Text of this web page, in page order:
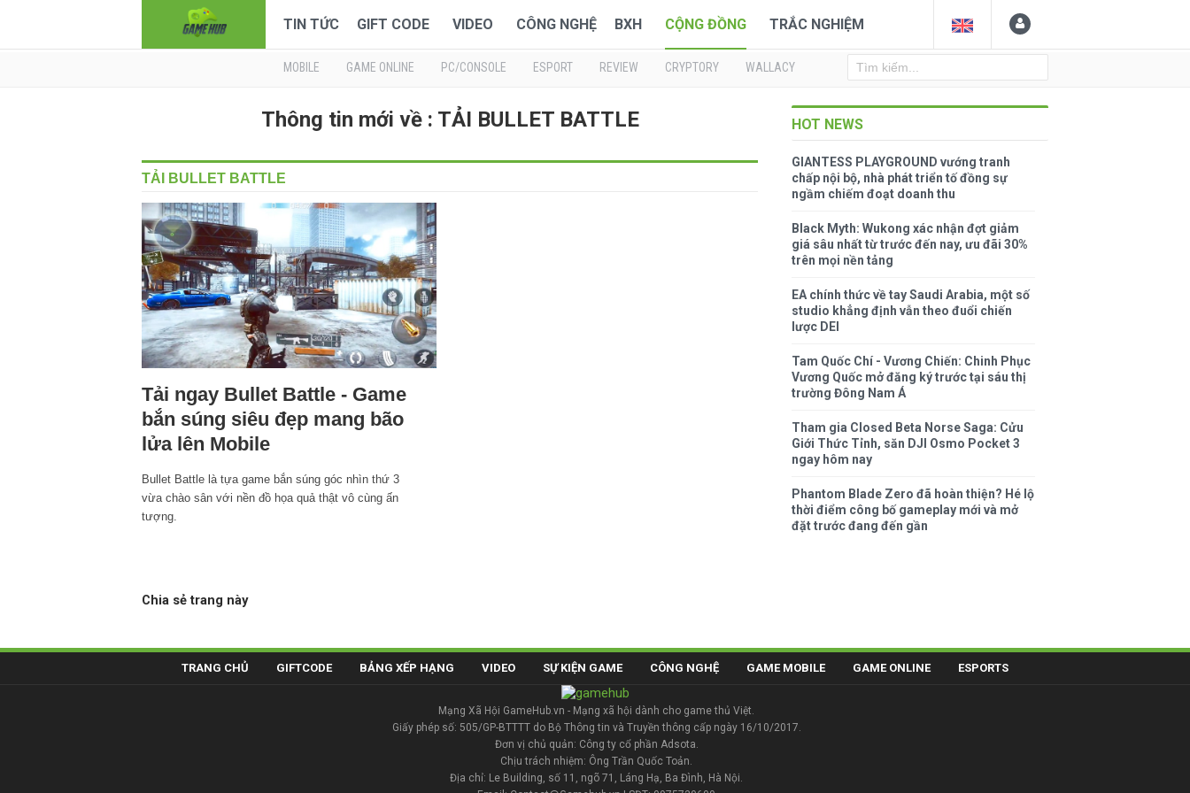
TIN TỨC GIFT CODE VIDEO CÔNG NGHỆ BXH CỘNG ĐỒNG TRẮC NGHIỆM
MOBILE GAME ONLINE PC/CONSOLE ESPORT REVIEW CRYPTORY WALLACY
Thông tin mới về : TẢI BULLET BATTLE
TẢI BULLET BATTLE
Tải ngay Bullet Battle - Game
bắn súng siêu đẹp mang bão
lửa lên Mobile
Bullet Battle là tựa game bắn súng góc nhìn thứ 3
vừa chào sân với nền đồ họa quả thật vô cùng ấn
tượng.
Chia sẻ trang này
HOT NEWS
GIANTESS PLAYGROUND vướng tranh
chấp nội bộ, nhà phát triển tố đồng sự
ngầm chiếm đoạt doanh thu
Black Myth: Wukong xác nhận đợt giảm
giá sâu nhất từ trước đến nay, ưu đãi 30%
trên mọi nền tảng
EA chính thức về tay Saudi Arabia, một số
studio khẳng định vẫn theo đuổi chiến
lược DEI
Tam Quốc Chí - Vương Chiến: Chinh Phục
Vương Quốc mở đăng ký trước tại sáu thị
trường Đông Nam Á
Tham gia Closed Beta Norse Saga: Cửu
Giới Thức Tỉnh, săn DJI Osmo Pocket 3
ngay hôm nay
Phantom Blade Zero đã hoàn thiện? Hé lộ
thời điểm công bố gameplay mới và mở
đặt trước đang đến gần
TRANG CHỦ GIFTCODE BẢNG XẾP HẠNG VIDEO SỰ KIỆN GAME CÔNG NGHỆ GAME MOBILE GAME ONLINE ESPORTS
Mạng Xã Hội GameHub.vn - Mạng xã hội dành cho game thủ Việt.
Giấy phép số: 505/GP-BTTTT do Bộ Thông tin và Truyền thông cấp ngày 16/10/2017.
Đơn vị chủ quản: Công ty cổ phần Adsota.
Chịu trách nhiệm: Ông Trần Quốc Toản.
Địa chỉ: Le Building, số 11, ngõ 71, Láng Hạ, Ba Đình, Hà Nội.